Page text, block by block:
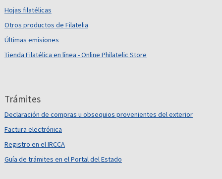
Hojas filatélicas
Otros productos de Filatelia
Últimas emisiones
Tienda Filatélica en línea - Online Philatelic Store
Trámites
Declaración de compras u obsequios provenientes del exterior
Factura electrónica
Registro en el IRCCA
Guía de trámites en el Portal del Estado